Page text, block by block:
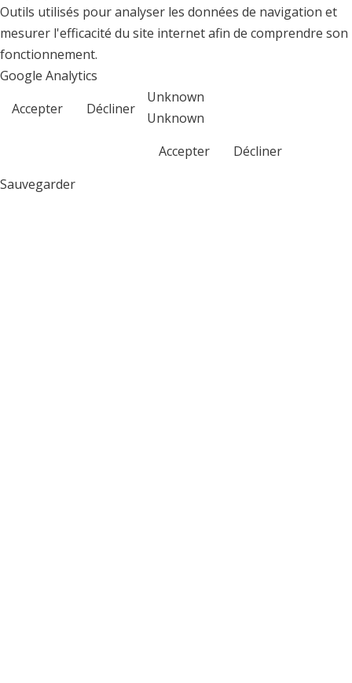
Outils utilisés pour analyser les données de navigation et
mesurer l'efficacité du site internet afin de comprendre son
fonctionnement.
Google Analytics
Accepter
Décliner
Unknown
Unknown
Accepter
Décliner
Sauvegarder